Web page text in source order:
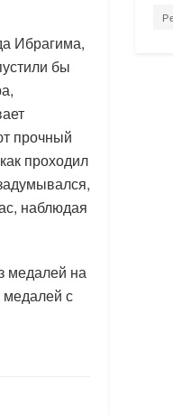
Ибрагима,
бы
прочный
проходил
наблюдая
медалей на
медалей с